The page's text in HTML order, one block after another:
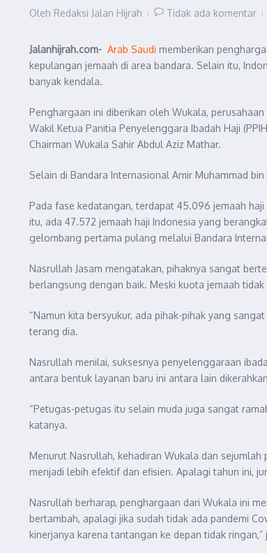
Oleh Redaksi Jalan Hijrah Tidak ada komentar
Jalanhijrah.com- Arab Saudi memberikan
kepulangan jemaah di area bandara. Selain itu,
banyak kendala.
Penghargaan ini diberikan oleh Wukala,
Wakil Ketua Panitia Penyelenggara Ibadah Haji
Chairman Wukala Sahir Abdul Aziz Mathar.
Selain di Bandara Internasional Amir Muhammad
Pada fase kedatangan, terdapat 45.096 jemaah
itu, ada 47.572 jemaah haji Indonesia yang
gelombang pertama pulang melalui Bandara
Nasrullah Jasam mengatakan, pihaknya sangat
berlangsung dengan baik. Meski kuota jemaah
“Namun kita bersyukur, ada pihak-pihak yang
terang dia.
Nasrullah menilai, suksesnya penyelenggaraan
antara bentuk layanan baru ini antara lain
“Petugas-petugas itu selain muda juga sangat
katanya.
Menurut Nasrullah, kehadiran Wukala dan sejumlah
menjadi lebih efektif dan efisien. Apalagi tahun ini,
Nasrullah berharap, penghargaan dari Wukala ini
bertambah, apalagi jika sudah tidak ada pandemi
kinerjanya karena tantangan ke depan tidak ringan,”